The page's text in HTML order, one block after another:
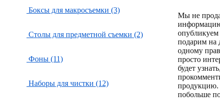
Боксы для макросъемки (3)
Столы для предметной съемки (2)
Фоны (11)
Наборы для чистки (12)
Мы не
опубликуем
подарим на
одному
просто
будет
продукцию.
побольше